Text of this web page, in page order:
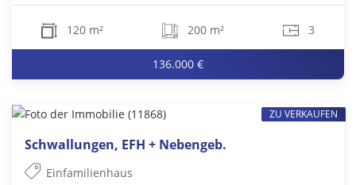
120 m² 200 m² 3
136.000 €
Schwallungen, EFH + Nebengeb.
Einfamilienhaus
ZU VERKAUFEN